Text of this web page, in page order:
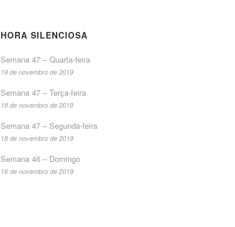
HORA SILENCIOSA
Semana 47 – Quarta-feira
19 de novembro de 2019
Semana 47 – Terça-feira
18 de novembro de 2019
Semana 47 – Segunda-feira
18 de novembro de 2019
Semana 46 – Domingo
16 de novembro de 2019